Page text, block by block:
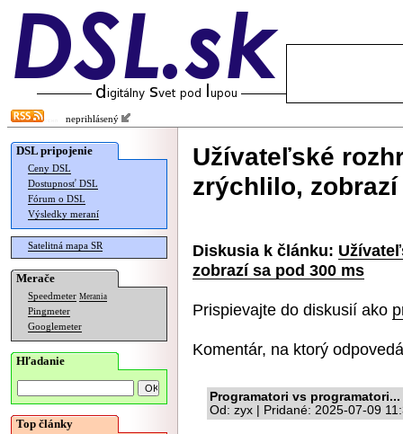
neprihlásený
DSL pripojenie
Ceny DSL
Dostupnosť DSL
Fórum o DSL
Výsledky meraní
Satelitná mapa SR
Merače
Speedmeter Merania
Pingmeter
Googlemeter
Hľadanie
Top články
Užívateľské
zrýchlilo,
Diskusia k článku:
zobrazí sa pod 300 ms
Prispievajte do diskusií ako
Komentár, na ktorý
Programatori vs programatori...
Od: zyx | Pridané: 2025-07-09